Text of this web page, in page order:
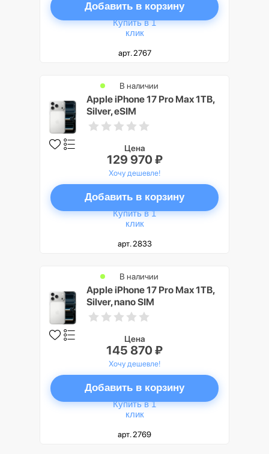
Добавить в корзину
Купить в 1
клик
арт. 2767
Apple iPhone 17 Pro Max 1TB,
Silver, eSIM
В наличии
Цена
129 970 ₽
Хочу дешевле!
Добавить в корзину
Купить в 1
клик
арт. 2833
Apple iPhone 17 Pro Max 1TB,
Silver, nano SIM
В наличии
Цена
145 870 ₽
Хочу дешевле!
Добавить в корзину
Купить в 1
клик
арт. 2769